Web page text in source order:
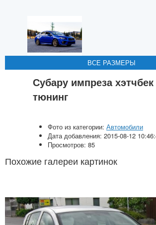
ВСЕ РАЗМЕРЫ
ВСЕ РАЗМЕРЫ
ВСЕ РАЗМЕРЫ
ВСЕ РАЗМЕРЫ
Субару импреза
тюнинг
Фото из категории: Автомобили
Дата добавления: 2015-08-12
Просмотров: 85
Похожие галереи картинок